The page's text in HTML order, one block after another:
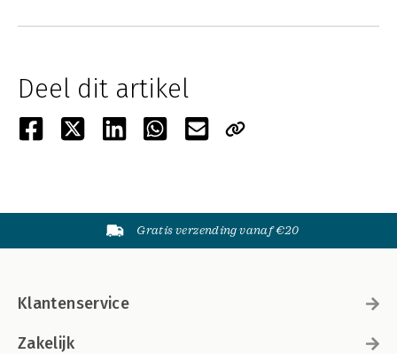
Deel dit artikel
Gratis verzending vanaf €20
Klantenservice
Zakelijk